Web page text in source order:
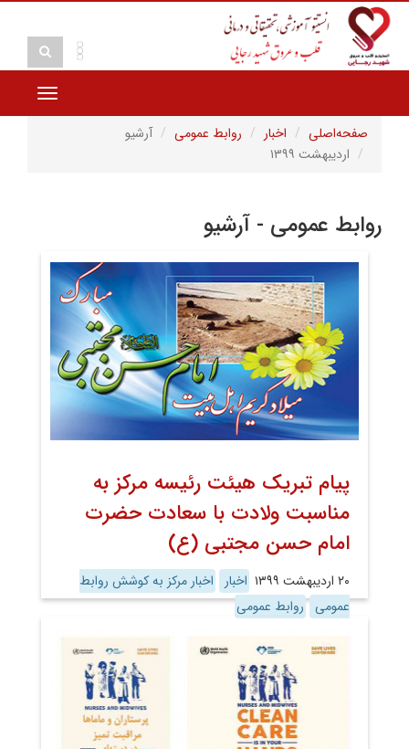
Toggle
صفحه‌اصلی
اخبار روابط عمومی
آرشیو
اردیبهشت ۱۳۹۹
روابط عمومی - آرشیو
پیام تبریک هیئت رئیسه مرکز به
مناسبت ولادت با سعادت حضرت
امام حسن مجتبی (ع)
۲۰ اردیبهشت ۱۳۹۹ اخبار
اخبار مرکز به کوشش روابط
عمومی روابط عمومی